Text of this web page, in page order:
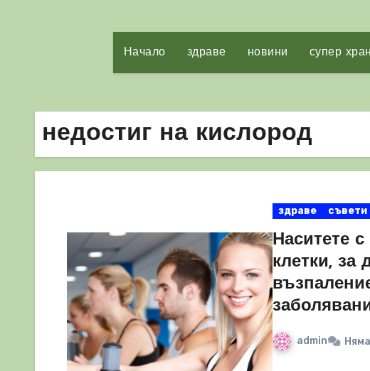
Начало здраве новини супер
недостиг на кислород
здраве съвети
Наситете
клетки, за
admin